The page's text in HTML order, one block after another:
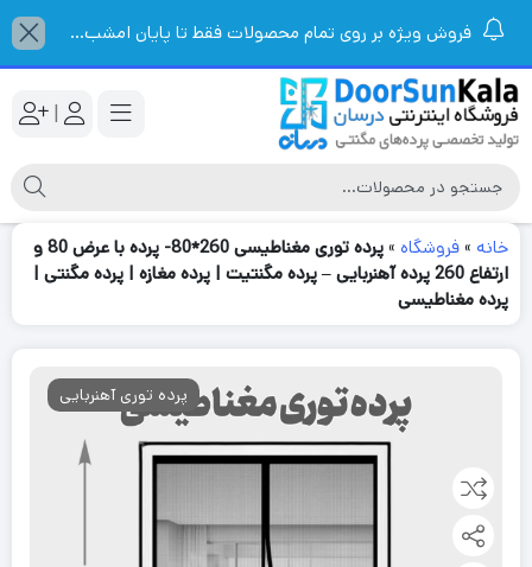
فروش ویژه بر روی تمام محصولات فقط تا پایان امشب...
|
خانه »فروشگاه »
پرده توری مغناطیسی 260*80- پرده با عرض 80 و
ارتفاع 260 پرده آهنربایی – پرده مگنتیت | پرده مغازه | پرده مگنتی |
پرده مغناطیسی
پرده توری آهنربایی